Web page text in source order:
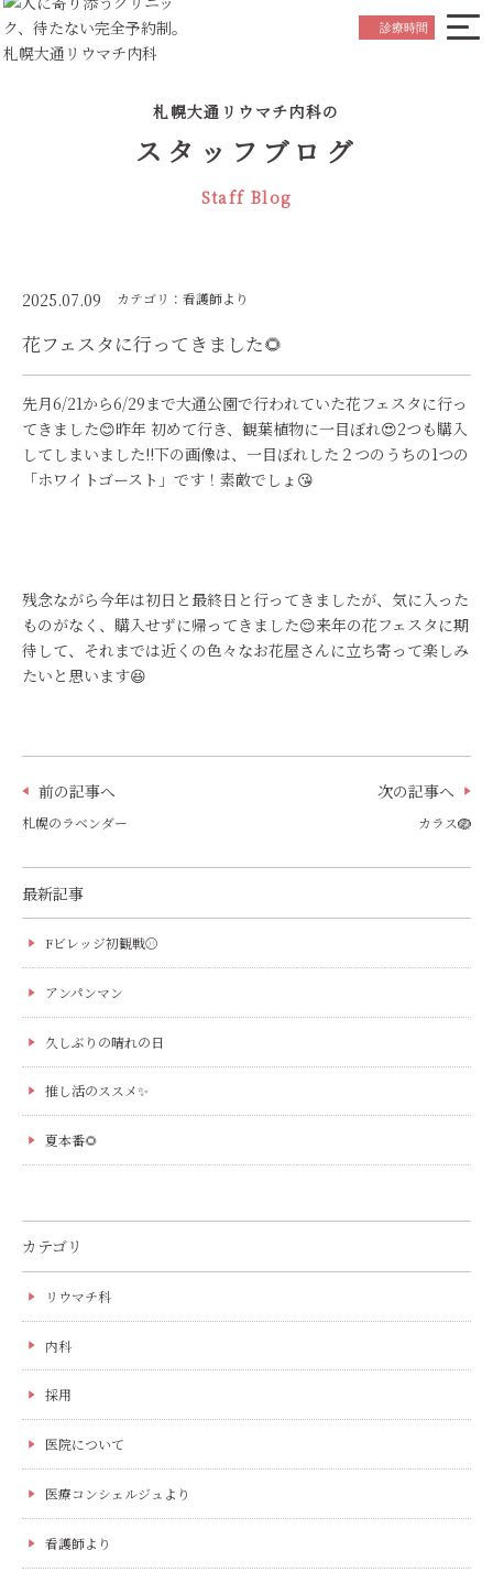
診療時間
院長ごあいさつ
はじめての方へ
診療内容について Medical Service
News
アクセス Access
初診の
ご予約はこちら
Reservation
札幌大通リウマチ内科の
スタッフブログ
Staff Blog
2025.07.09 カテゴリ：看護師より
花フェスタに行ってきました🌻
先月6/21から6/29まで大通公園で行われていた花フェスタに行っ
てきました😊昨年 初めて行き、観葉植物に一目ぼれ😍2つも購入
してしまいました!!下の画像は、一目ぼれした２つのうちの1つの
「ホワイトゴースト」です！素敵でしょ😘
残念ながら今年は初日と最終日と行ってきましたが、気に入った
ものがなく、購入せずに帰ってきました😌来年の花フェスタに期
待して、それまでは近くの色々なお花屋さんに立ち寄って楽しみ
たいと思います😆
前の記事へ
札幌のラベンダー
次の記事へ
カラス🪺
最新記事
Fビレッジ初観戦⚾
アンパンマン
久しぶりの晴れの日
推し活のススメ✨
夏本番🌻
カテゴリ
リウマチ科
内科
採用
医院について
医療コンシェルジュより
看護師より